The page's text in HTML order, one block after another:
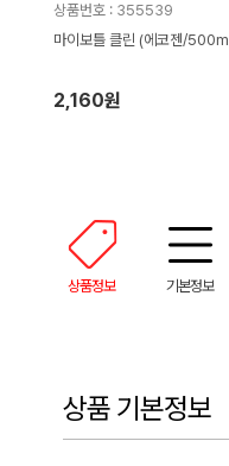
상품번호 : 355539
마이보틀 클린 (에코젠/
2,160원
상품정보 기본정보
상품 기본정보